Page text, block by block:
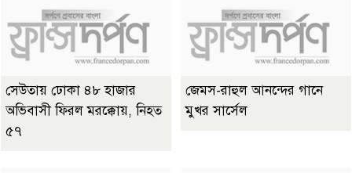
সেউতায় ঢোকা ৪৮ হাজার
অভিবাসী ফিরল মরক্কোয়, নিহত
৫৭
জেমস-রাহুল আনন্দের গানে
মুখর সার্সেল